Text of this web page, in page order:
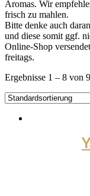
Aromas. Wir
frisch zu mahlen.
Bitte denke auch
und diese somit ggf.
Online-Shop
freitags.
Ergebnisse 1 – 8 von